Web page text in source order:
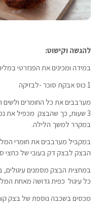
להגשה וקישוט:
במידה ומכינים את הפנזרטי
1 כוס אבקת סוכר -לבזיקה
מערבבים את כל החומרים ולשים
במקרר למשך הלילה.
במקביל מערבבים את חומרי
הבצק לבצק דק בעובי של כחצי
במחצית הבצק מסמנים עיגולים,
כל עיגול כפית גדושה מאחת
מכסים בשכבה נוספת של בצק